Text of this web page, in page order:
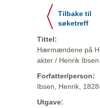
Tilbake til
søketreff
Tittel:
Hærmændene på
akter / Henrik Ibsen
Forfatter/person:
Ibsen, Henrik,
Utgave: